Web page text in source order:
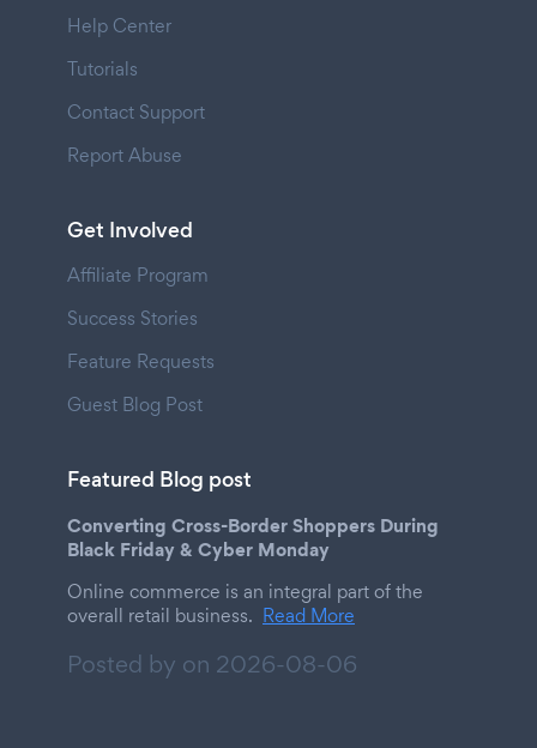
Help Center
Tutorials
Contact Support
Report Abuse
Get Involved
Affiliate Program
Success Stories
Feature Requests
Guest Blog Post
Featured Blog post
Converting Cross-Border Shoppers During
Black Friday & Cyber Monday
Online commerce is an integral part of the
overall retail business. Read More
Posted by on 2026-08-06